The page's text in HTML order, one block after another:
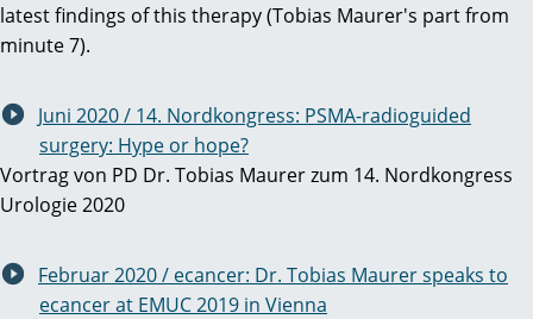
latest findings of this therapy (Tobias Maurer's part from
minute 7).
Juni 2020 / 14. Nordkongress: PSMA-radioguided
surgery: Hype or hope?
Vortrag von PD Dr. Tobias Maurer zum 14. Nordkongress
Urologie 2020
Februar 2020 / ecancer: Dr. Tobias Maurer speaks to
ecancer at EMUC 2019 in Vienna